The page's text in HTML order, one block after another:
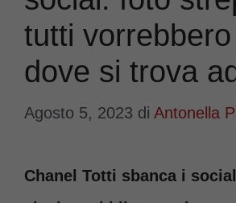
tutti
dove si trova
Agosto 5, 2023 di Antonella
Chanel Totti sbanca i